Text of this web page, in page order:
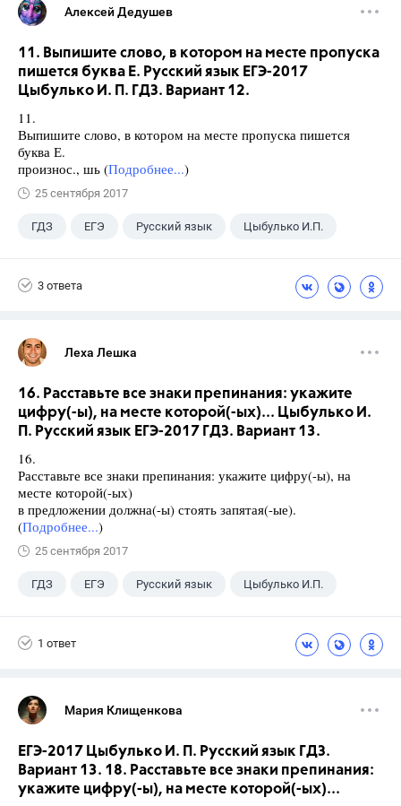
Алексей Дедушев
11. Выпишите слово, в котором на месте пропуска
пишется буква Е. Русский язык ЕГЭ-2017
Цыбулько И. П. ГДЗ. Вариант 12.
11.
Выпишите слово, в котором на месте пропуска пишется
буква Е.
произнос., шь (Подробнее...)
25 сентября 2017
ГДЗ ЕГЭ Русский язык Цыбулько И.П.
3 ответа
Леха Лешка
16. Расставьте все знаки препинания: укажите
цифру(-ы), на месте которой(-ых)... Цыбулько И.
П. Русский язык ЕГЭ-2017 ГДЗ. Вариант 13.
16.
Расставьте все знаки препинания: укажите цифру(-ы), на
месте которой(-ых)
в предложении должна(-ы) стоять запятая(-ые).
(Подробнее...)
25 сентября 2017
ГДЗ ЕГЭ Русский язык Цыбулько И.П.
1 ответ
Мария Клищенкова
ЕГЭ-2017 Цыбулько И. П. Русский язык ГДЗ.
Вариант 13. 18. Расставьте все знаки препинания:
укажите цифру(-ы), на месте которой(-ых)...